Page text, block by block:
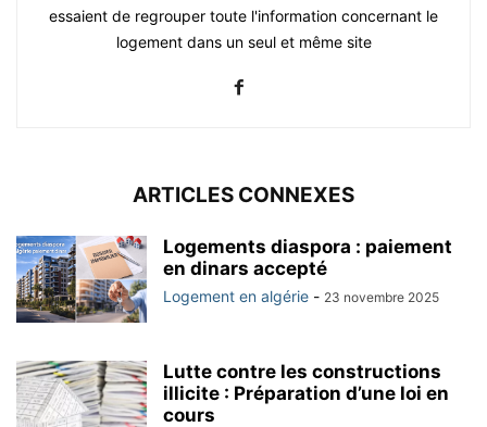
essaient de regrouper toute l'information concernant le
logement dans un seul et même site
ARTICLES CONNEXES
Logements diaspora : paiement
en dinars accepté
Logement en algérie - 23 novembre 2025
Lutte contre les constructions
illicite : Préparation d’une loi en
cours